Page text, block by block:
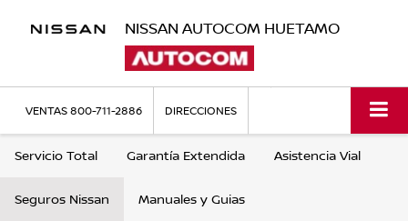
NISSAN AUTOCOM HUETAMO
VENTAS800-711-2886 DIRECCIONES
Servicio Total Garantía Extendida Asistencia Vial
Seguros Nissan Manuales y Guias